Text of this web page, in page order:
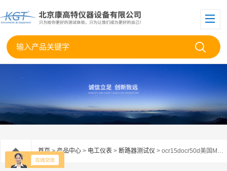
首页>产品中心 > 电工仪表 > 断路器测试仪 > ocr15docr50d美国MEGGER OCR15D/OCR50D断路器测试仪